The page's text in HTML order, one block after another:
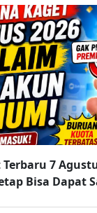
7
Bisa Dapat